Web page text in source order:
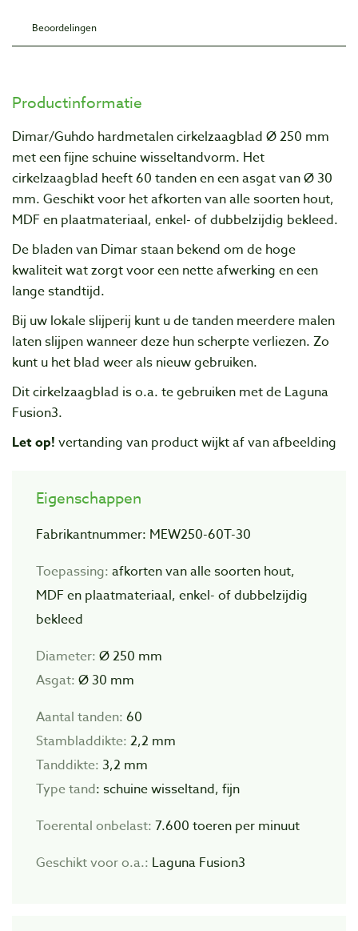
Beoordelingen
Productinformatie
Dimar/Guhdo hardmetalen cirkelzaagblad Ø 250 mm
met een fijne schuine wisseltandvorm. Het
cirkelzaagblad heeft 60 tanden en een asgat van Ø 30
mm. Geschikt voor het afkorten van alle soorten hout,
MDF en plaatmateriaal, enkel- of dubbelzijdig bekleed.
De bladen van Dimar staan bekend om de hoge
kwaliteit wat zorgt voor een nette afwerking en een
lange standtijd.
Bij uw lokale slijperij kunt u de tanden meerdere malen
laten slijpen wanneer deze hun scherpte verliezen. Zo
kunt u het blad weer als nieuw gebruiken.
Dit cirkelzaagblad is o.a. te gebruiken met de Laguna
Fusion3.
Let op! vertanding van product wijkt af van afbeelding
Eigenschappen
Fabrikantnummer: MEW250-60T-30
Toepassing: afkorten van alle soorten hout,
MDF en plaatmateriaal, enkel- of dubbelzijdig
bekleed
Diameter: Ø 250 mm
Asgat: Ø 30 mm
Aantal tanden: 60
Stambladdikte: 2,2 mm
Tanddikte: 3,2 mm
Type tand: schuine wisseltand, fijn
Toerental onbelast: 7.600 toeren per minuut
Geschikt voor o.a.: Laguna Fusion3